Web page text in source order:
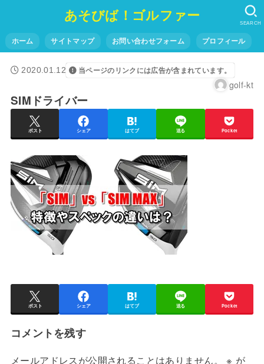
あそびば！ゴルファー
ホーム サイトマップ お問い合わせフォーム プロフィール
SEARCH
2020.01.12 当ページのリンクには広告が含まれています。
golf-kt
SIMドライバー
ポスト シェア はてブ 送る Pocket
ポスト シェア はてブ 送る Pocket
コメントを残す
メールアドレスが公開されることはありません。 ※ が